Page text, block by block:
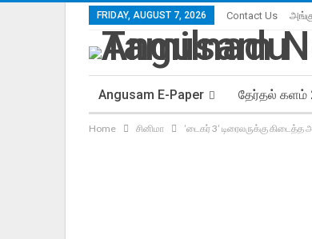
FRIDAY, AUGUST 7, 2026 Contact Us
Angusam E-Paper தேர்தல் களம்
Home சினிமா ’டைகர் 3’ டிரைலருக்கு